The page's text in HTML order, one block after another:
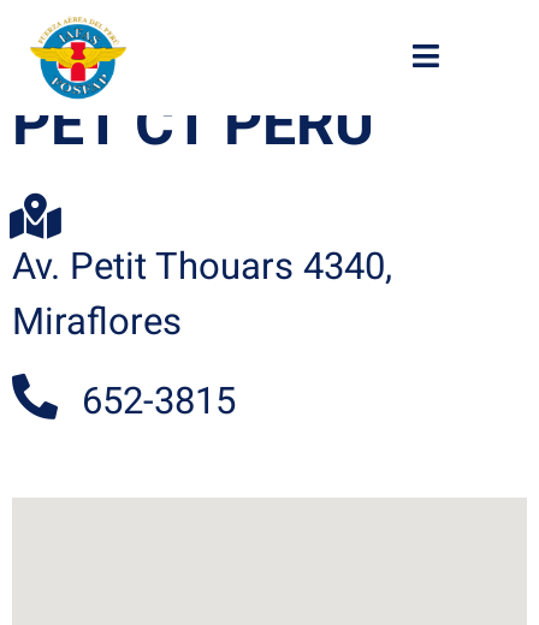
PET CT PERU
Av. Petit Thouars 4340,
Miraflores
652-3815